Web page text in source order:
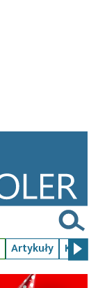
Artykuły Kursy